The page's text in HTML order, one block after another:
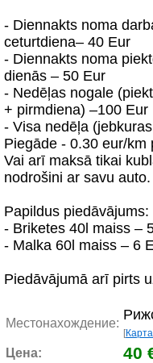
- Diennakts noma
ceturtdiena– 40 Eur
- Diennakts noma
dienās – 50 Eur
- Nedēļas nogale
+ pirmdiena) –100 Eur
- Visa nedēļa
Piegāde - 0.30 eur/km
Vai arī maksā tikai
nodrošini ar savu auto.
Papildus piedāvājums:
- Briketes 40l maiss –
- Malka 60l maiss – 6
Piedāvājumā arī pirts
Местонахождение:
[Карта
Цена: 40